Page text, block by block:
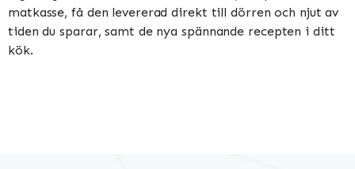
matkasse, få den levererad direkt till dörren och njut av
tiden du sparar, samt de nya spännande recepten i ditt
kök.